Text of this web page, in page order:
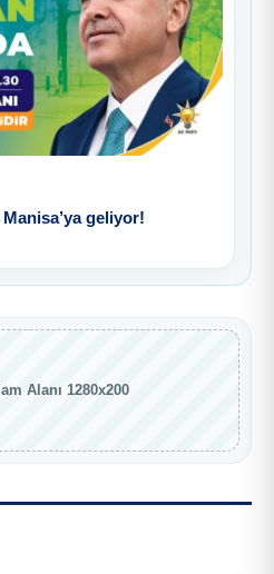
geliyor!
Alanı 1280x200